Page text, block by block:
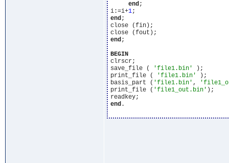
end;
i:=i+1
end;
close (fin);
end;
BEGIN
clrscr;
save_file (
'file1.bin'
);
print_file (
'file1.bin'
);
basis_part ( 'file1.bin' ,
print_file ( 'file1_out.bin' );
end.